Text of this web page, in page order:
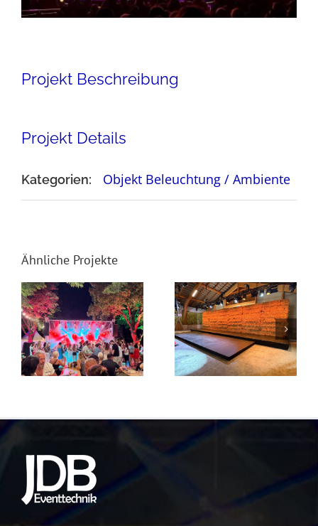
Projekt Beschreibung
Projekt Details
Kategorien: Objekt Beleuchtung / Ambiente
Ähnliche Projekte
Mei liabste
Weis